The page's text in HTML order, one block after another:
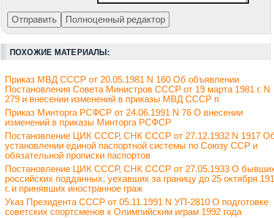
ПОХОЖИЕ МАТЕРИАЛЫ:
Приказ МВД СССР от 20.05.1981 N 160 Об объявлении
Постановления Совета Министров СССР от 19 марта 1981 г. N
279 и внесении изменений в приказы МВД СССР п
Приказ Минторга РСФСР от 24.06.1991 N 76 О внесении
изменений в приказы Минторга РСФСР
Постановление ЦИК СССР, СНК СССР от 27.12.1932 N 1917
установлении единой паспортной системы по Союзу ССР и
обязательной прописки паспортов
Постановление ЦИК СССР, СНК СССР от 27.05.1933 О
российских подданных, уехавших за границу до 25 октября
г. и принявших иностранное граж
Указ Президента СССР от 05.11.1991 N УП-2810 О подготовке
советских спортсменов к Олимпийским играм 1992 года